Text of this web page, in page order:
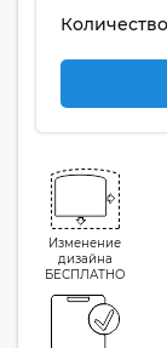
Изменение
дизайна
БЕСПЛАТНО